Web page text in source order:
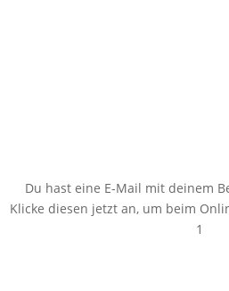
Du hast eine E-Mail mit deinem
Klicke diesen jetzt an, um beim
1